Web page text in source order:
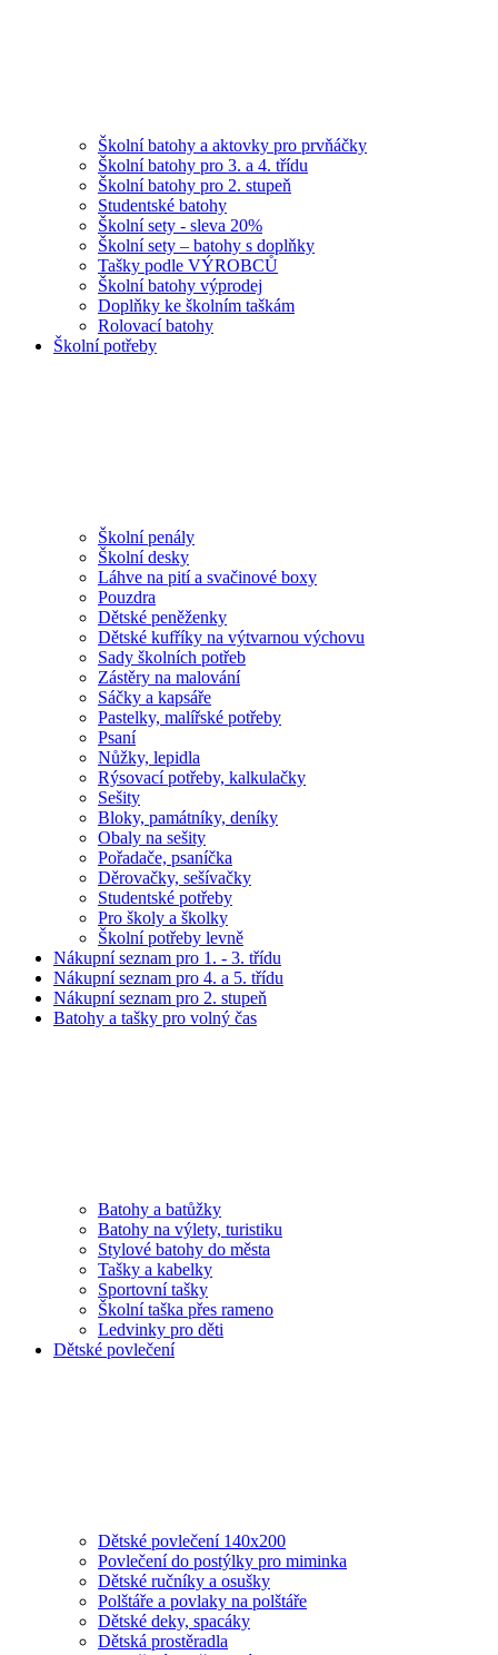
Školní batohy a aktovky pro prvňáčky
Školní batohy pro 3. a 4. třídu
Školní batohy pro 2. stupeň
Studentské batohy
Školní sety - sleva 20%
Školní sety – batohy s doplňky
Tašky podle VÝROBCŮ
Školní batohy výprodej
Doplňky ke školním taškám
Rolovací batohy
Školní potřeby
Školní penály
Školní desky
Láhve na pití a svačinové boxy
Pouzdra
Dětské peněženky
Dětské kufříky na výtvarnou výchovu
Sady školních potřeb
Zástěry na malování
Sáčky a kapsáře
Pastelky, malířské potřeby
Psaní
Nůžky, lepidla
Rýsovací potřeby, kalkulačky
Sešity
Bloky, památníky, deníky
Obaly na sešity
Pořadače, psaníčka
Děrovačky, sešívačky
Studentské potřeby
Pro školy a školky
Školní potřeby levně
Nákupní seznam pro 1. - 3. třídu
Nákupní seznam pro 4. a 5. třídu
Nákupní seznam pro 2. stupeň
Batohy a tašky pro volný čas
Batohy a batůžky
Batohy na výlety, turistiku
Stylové batohy do města
Tašky a kabelky
Sportovní tašky
Školní taška přes rameno
Ledvinky pro děti
Dětské povlečení
Dětské povlečení 140x200
Povlečení do postýlky pro miminka
Dětské ručníky a osušky
Polštáře a povlaky na polštáře
Dětské deky, spacáky
Dětská prostěradla